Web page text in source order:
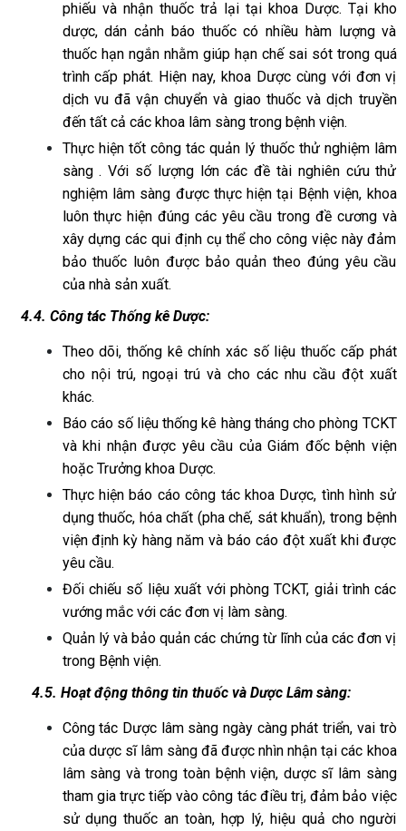
phiếu và nhận thuốc trả lại tại khoa Dược. Tại kho
dược, dán cảnh báo thuốc có nhiều hàm lượng và
thuốc hạn ngắn nhằm giúp hạn chế sai sót trong quá
trình cấp phát. Hiện nay, khoa Dược cùng với đơn vị
dịch vu đã vận chuyển và giao thuốc và dịch truyền
đến tất cả các khoa lâm sàng trong bệnh viện.
Thực hiện tốt công tác quản lý thuốc thử nghiệm lâm
sàng . Với số lượng lớn các đề tài nghiên cứu thử
nghiệm lâm sàng được thực hiện tại Bệnh viện, khoa
luôn thực hiện đúng các yêu cầu trong đề cương và
xây dựng các qui định cụ thể cho công việc này đảm
bảo thuốc luôn được bảo quản theo đúng yêu cầu
của nhà sản xuất.
4.4. Công tác Thống kê Dược:
Theo dõi, thống kê chính xác số liệu thuốc cấp phát
cho nội trú, ngoại trú và cho các nhu cầu đột xuất
khác.
Báo cáo số liệu thống kê hàng tháng cho phòng TCKT
và khi nhận được yêu cầu của Giám đốc bệnh viện
hoặc Trưởng khoa Dược.
Thực hiện báo cáo công tác khoa Dược, tình hình sử
dụng thuốc, hóa chất (pha chế, sát khuẩn), trong bệnh
viện định kỳ hàng năm và báo cáo đột xuất khi được
yêu cầu.
Đối chiếu số liệu xuất với phòng TCKT, giải trình các
vướng mắc với các đơn vị làm sàng.
Quản lý và bảo quản các chứng từ lĩnh của các đơn vị
trong Bệnh viện.
4.5. Hoạt động thông tin thuốc và Dược Lâm sàng:
Công tác Dược lâm sàng ngày càng phát triển, vai trò
của dược sĩ lâm sàng đã được nhìn nhận tại các khoa
lâm sàng và trong toàn bệnh viện, dược sĩ lâm sàng
tham gia trực tiếp vào công tác điều trị, đảm bảo việc
sử dụng thuốc an toàn, hợp lý, hiệu quả cho người